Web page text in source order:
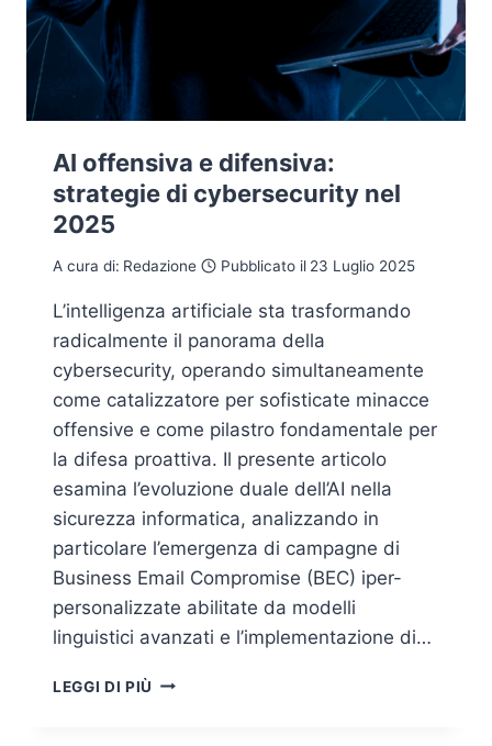
AI offensiva e difensiva:
strategie di cybersecurity nel
2025
A cura di: Redazione Pubblicato il 23 Luglio 2025
L’intelligenza artificiale sta trasformando
radicalmente il panorama della
cybersecurity, operando simultaneamente
come catalizzatore per sofisticate minacce
offensive e come pilastro fondamentale per
la difesa proattiva. Il presente articolo
esamina l’evoluzione duale dell’AI nella
sicurezza informatica, analizzando in
particolare l’emergenza di campagne di
Business Email Compromise (BEC) iper-
personalizzate abilitate da modelli
linguistici avanzati e l’implementazione di…
LEGGI DI PIÙ AI